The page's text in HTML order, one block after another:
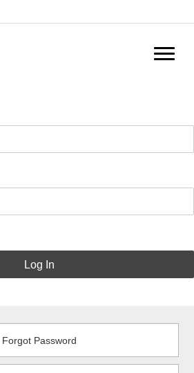
Log In
Forgot Password